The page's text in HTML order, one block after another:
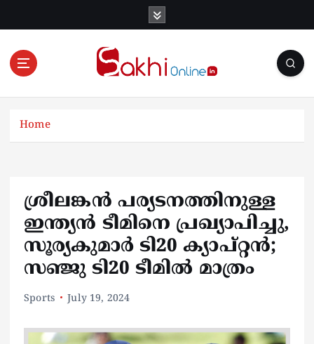
Online News Portal
Home
ശ്രീലങ്കൻ പര്യടനത്തിനുള്ള
ഇന്ത്യൻ ടീമിനെ പ്രഖ്യാപിച്ചു,
സൂര്യകുമാർ ടി20 ക്യാപ്റ്റൻ;
സഞ്ജു ടി20 ടീമില്‍ മാത്രം
Sports July 19, 2024